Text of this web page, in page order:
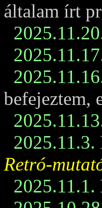
általam írt
befejeztem,
2025.11.3.
Retró-
2025.11.1.